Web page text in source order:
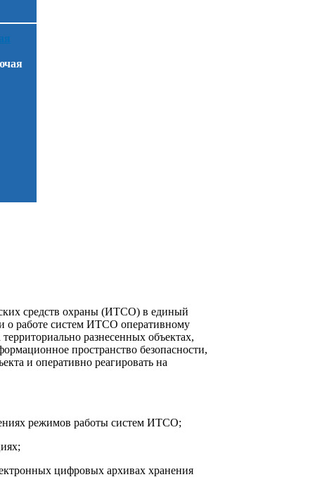
средств охраны (ИТСО) в единый
о работе систем ИТСО оперативному
разнесенных объектах,
пространство безопасности,
и оперативно реагировать на
режимов работы систем ИТСО;
цифровых архивах хранения